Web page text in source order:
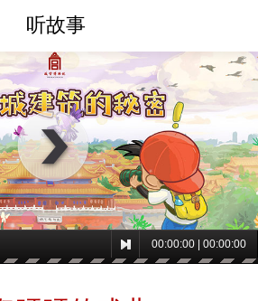
听故事
00:00:00| 00:00:00